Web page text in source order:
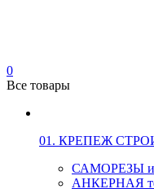
0
Все товары
01. КРЕПЕЖ
САМОРЕЗЫ
АНКЕРНАЯ